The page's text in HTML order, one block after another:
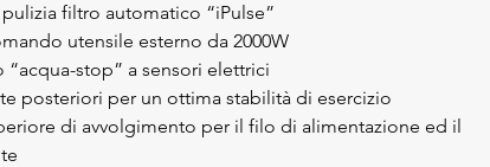
filtro automatico “iPulse”
utensile esterno da 2000W
“acqua-stop” a sensori elettrici
posteriori per un ottima stabilità di esercizio
di avvolgimento per il filo di alimentazione ed il